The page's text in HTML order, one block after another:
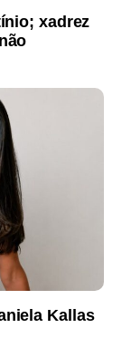
xadrez
Kallas